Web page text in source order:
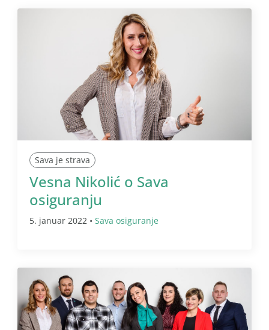
Sava je strava
Vesna Nikolić o Sava
osiguranju
5. januar 2022 • Sava osiguranje